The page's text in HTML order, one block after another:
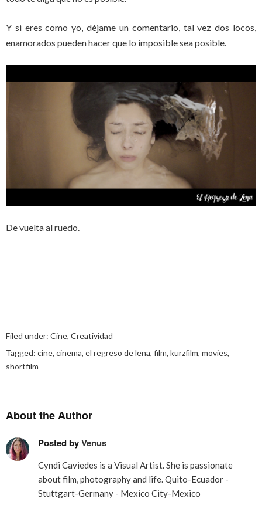
Y si eres como yo, déjame un comentario, tal vez dos locos,
enamorados pueden hacer que lo imposible sea posible.
De vuelta al ruedo.
Filed under: Cine, Creatividad
Tagged: cine, cinema, el regreso de lena, film, kurzfilm, movies,
shortfilm
About the Author
Posted byVenus
Cyndi Caviedes is a Visual Artist. She is passionate
about film, photography and life. Quito-Ecuador -
Stuttgart-Germany - Mexico City-Mexico